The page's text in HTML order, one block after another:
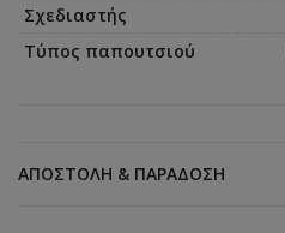
Σχεδιαστής
Τύπος παπουτσιού
ΑΠΟΣΤΟΛΉ & ΠΑΡΆΔΟΣΗ